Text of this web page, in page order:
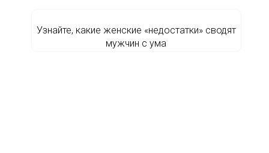
Узнайте, какие женские «недостатки» сводят
мужчин с ума